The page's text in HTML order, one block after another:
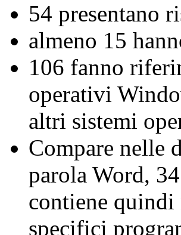
54 presentano
almeno 15
106 fanno
operativi
altri sistemi
Compare nelle
parola Word,
contiene quindi
specifici